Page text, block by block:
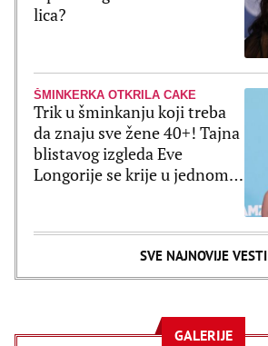
lica?
ŠMINKERKA OTKRILA CAKE
Trik u šminkanju koji treba
da znaju sve žene 40+! Tajna
blistavog izgleda Eve
Longorije se krije u jednom
SVE NAJNOVIJE VESTI
GALERIJE